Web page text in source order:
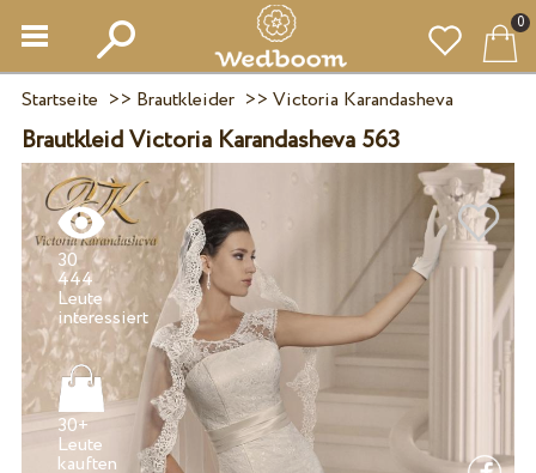
0
Startseite >> Brautkleider>> Victoria Karandasheva
Brautkleid Victoria Karandasheva 563
30
444
Leute
30+
Leute